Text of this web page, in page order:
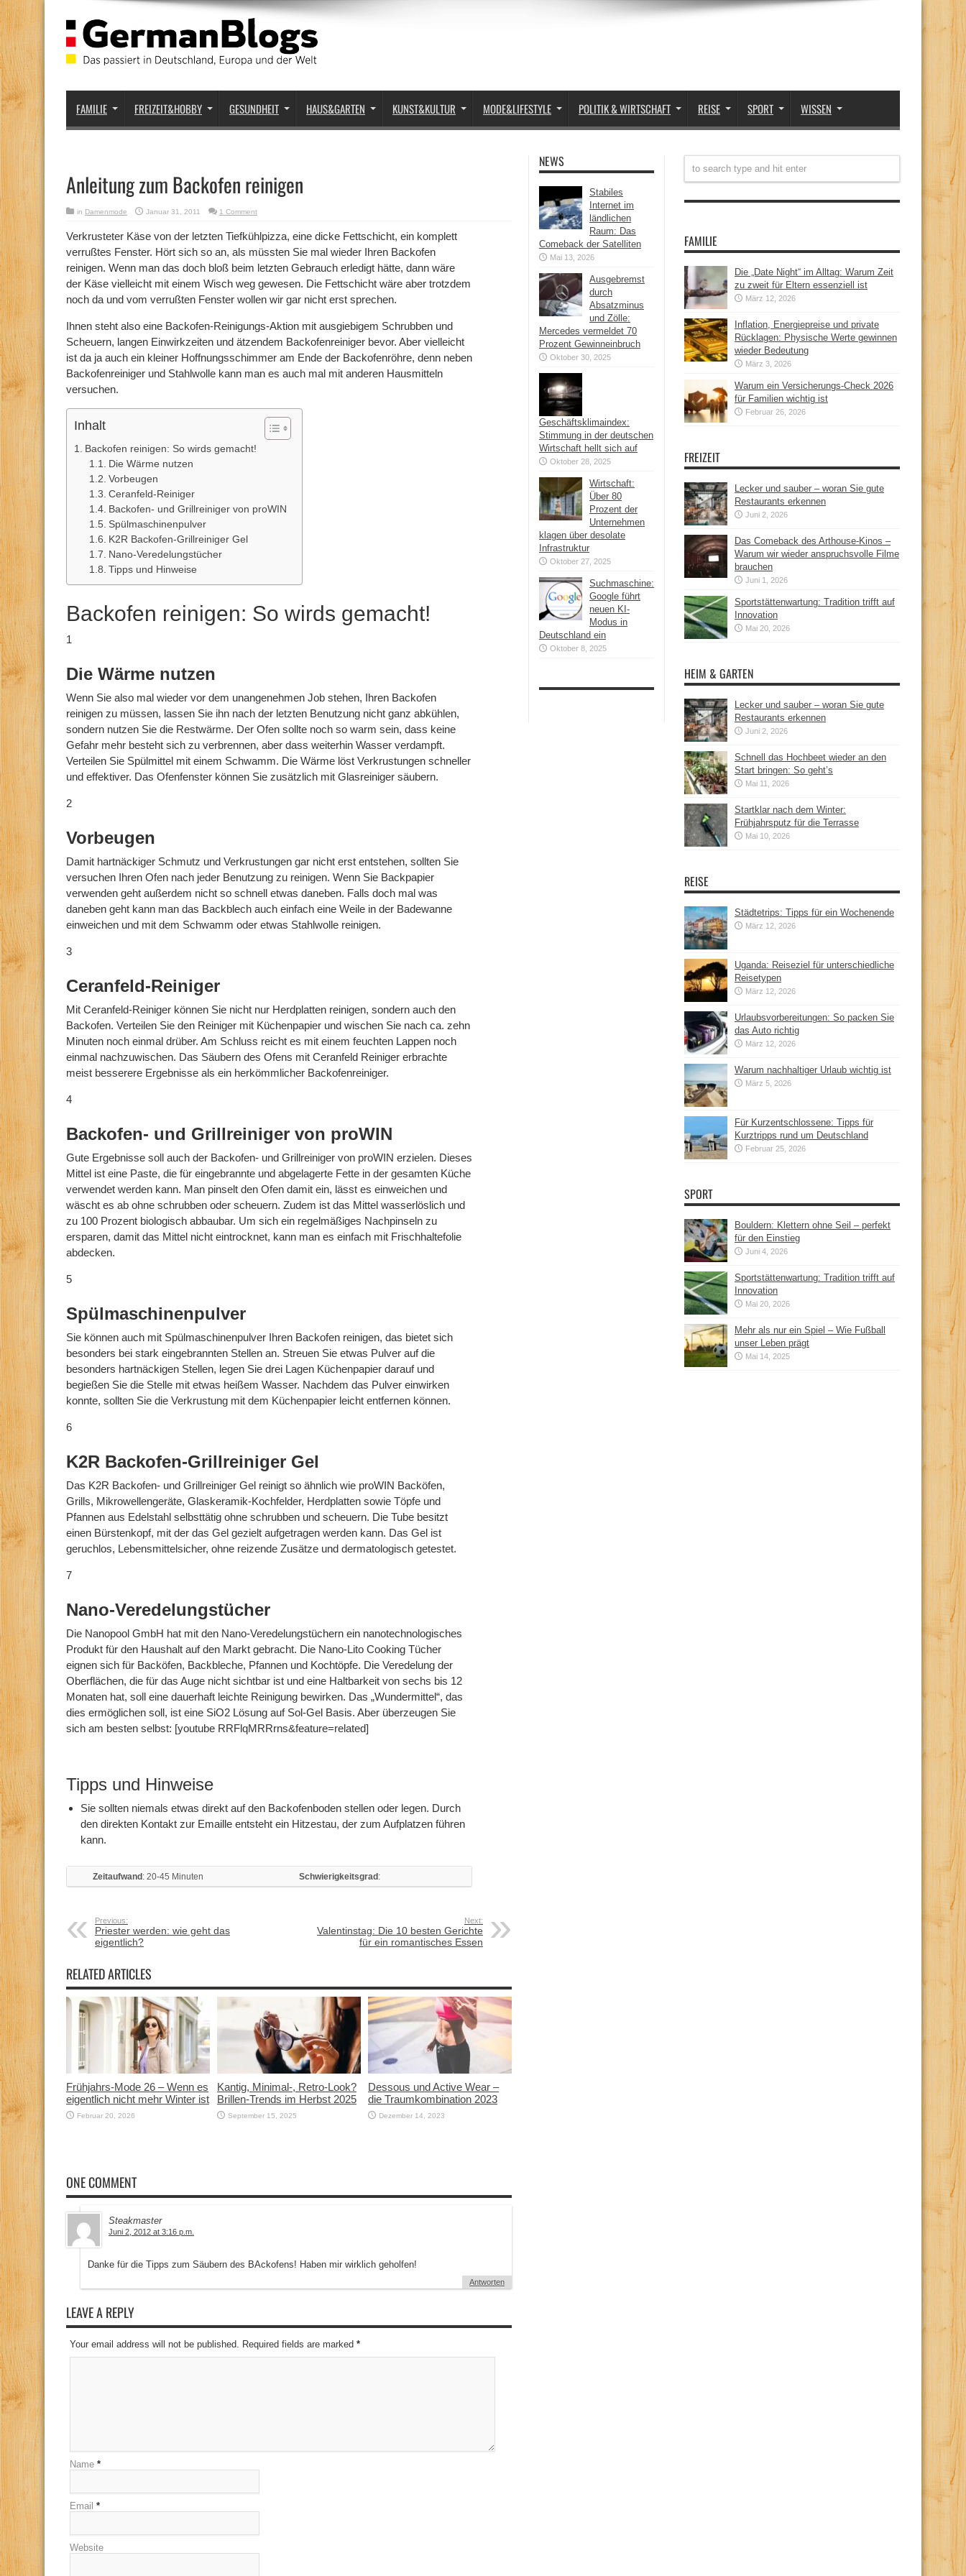
FAMILIE FREIZEIT&HOBBY GESUNDHEIT HAUS&GARTEN KUNST&KULTUR MODE&LIFESTYLE POLITIK & WIRTSCHAFT REISE SPORT WISSEN
Anleitung zum Backofen reinigen
in Damenmode Januar 31, 2011 1 Comment
Verkrusteter Käse von der letzten Tiefkühlpizza, eine dicke Fettschicht, ein komplett
verrußtes Fenster. Hört sich so an, als müssten Sie mal wieder Ihren Backofen
reinigen. Wenn man das doch bloß beim letzten Gebrauch erledigt hätte, dann wäre
der Käse vielleicht mit einem Wisch weg gewesen. Die Fettschicht wäre aber trotzdem
noch da und vom verrußten Fenster wollen wir gar nicht erst sprechen.
Ihnen steht also eine Backofen-Reinigungs-Aktion mit ausgiebigem Schrubben und
Scheuern, langen Einwirkzeiten und ätzendem Backofenreiniger bevor. Aber vielleicht
ist da ja auch ein kleiner Hoffnungsschimmer am Ende der Backofenröhre, denn neben
Backofenreiniger und Stahlwolle kann man es auch mal mit anderen Hausmitteln
versuchen.
Inhalt
Backofen reinigen: So wirds gemacht!
Die Wärme nutzen
Vorbeugen
Ceranfeld-Reiniger
Backofen- und Grillreiniger von proWIN
Spülmaschinenpulver
K2R Backofen-Grillreiniger Gel
Nano-Veredelungstücher
Tipps und Hinweise
Backofen reinigen: So wirds gemacht!
1
Die Wärme nutzen
Wenn Sie also mal wieder vor dem unangenehmen Job stehen, Ihren Backofen
reinigen zu müssen, lassen Sie ihn nach der letzten Benutzung nicht ganz abkühlen,
sondern nutzen Sie die Restwärme. Der Ofen sollte noch so warm sein, dass keine
Gefahr mehr besteht sich zu verbrennen, aber dass weiterhin Wasser verdampft.
Verteilen Sie Spülmittel mit einem Schwamm. Die Wärme löst Verkrustungen schneller
und effektiver. Das Ofenfenster können Sie zusätzlich mit Glasreiniger säubern.
2
Vorbeugen
Damit hartnäckiger Schmutz und Verkrustungen gar nicht erst entstehen, sollten Sie
versuchen Ihren Ofen nach jeder Benutzung zu reinigen. Wenn Sie Backpapier
verwenden geht außerdem nicht so schnell etwas daneben. Falls doch mal was
daneben geht kann man das Backblech auch einfach eine Weile in der Badewanne
einweichen und mit dem Schwamm oder etwas Stahlwolle reinigen.
3
Ceranfeld-Reiniger
Mit Ceranfeld-Reiniger können Sie nicht nur Herdplatten reinigen, sondern auch den
Backofen. Verteilen Sie den Reiniger mit Küchenpapier und wischen Sie nach ca. zehn
Minuten noch einmal drüber. Am Schluss reicht es mit einem feuchten Lappen noch
einmal nachzuwischen. Das Säubern des Ofens mit Ceranfeld Reiniger erbrachte
meist besserere Ergebnisse als ein herkömmlicher Backofenreiniger.
4
Backofen- und Grillreiniger von proWIN
Gute Ergebnisse soll auch der Backofen- und Grillreiniger von proWIN erzielen. Dieses
Mittel ist eine Paste, die für eingebrannte und abgelagerte Fette in der gesamten Küche
verwendet werden kann. Man pinselt den Ofen damit ein, lässt es einweichen und
wäscht es ab ohne schrubben oder scheuern. Zudem ist das Mittel wasserlöslich und
zu 100 Prozent biologisch abbaubar. Um sich ein regelmäßiges Nachpinseln zu
ersparen, damit das Mittel nicht eintrocknet, kann man es einfach mit Frischhaltefolie
abdecken.
5
Spülmaschinenpulver
Sie können auch mit Spülmaschinenpulver Ihren Backofen reinigen, das bietet sich
besonders bei stark eingebrannten Stellen an. Streuen Sie etwas Pulver auf die
besonders hartnäckigen Stellen, legen Sie drei Lagen Küchenpapier darauf und
begießen Sie die Stelle mit etwas heißem Wasser. Nachdem das Pulver einwirken
konnte, sollten Sie die Verkrustung mit dem Küchenpapier leicht entfernen können.
6
K2R Backofen-Grillreiniger Gel
Das K2R Backofen- und Grillreiniger Gel reinigt so ähnlich wie proWIN Backöfen,
Grills, Mikrowellengeräte, Glaskeramik-Kochfelder, Herdplatten sowie Töpfe und
Pfannen aus Edelstahl selbsttätig ohne schrubben und scheuern. Die Tube besitzt
einen Bürstenkopf, mit der das Gel gezielt aufgetragen werden kann. Das Gel ist
geruchlos, Lebensmittelsicher, ohne reizende Zusätze und dermatologisch getestet.
7
Nano-Veredelungstücher
Die Nanopool GmbH hat mit den Nano-Veredelungstüchern ein nanotechnologisches
Produkt für den Haushalt auf den Markt gebracht. Die Nano-Lito Cooking Tücher
eignen sich für Backöfen, Backbleche, Pfannen und Kochtöpfe. Die Veredelung der
Oberflächen, die für das Auge nicht sichtbar ist und eine Haltbarkeit von sechs bis 12
Monaten hat, soll eine dauerhaft leichte Reinigung bewirken. Das „Wundermittel“, das
dies ermöglichen soll, ist eine SiO2 Lösung auf Sol-Gel Basis. Aber überzeugen Sie
sich am besten selbst: [youtube RRFlqMRRrns&feature=related]
Tipps und Hinweise
Sie sollten niemals etwas direkt auf den Backofenboden stellen oder legen. Durch
den direkten Kontakt zur Emaille entsteht ein Hitzestau, der zum Aufplatzen führen
kann.
Zeitaufwand : 20-45 Minuten Schwierigkeitsgrad :
Previous:
Priester werden: wie geht das
eigentlich?
Next:
Valentinstag: Die 10 besten Gerichte
für ein romantisches Essen
RELATED ARTICLES
Frühjahrs-Mode 26 – Wenn es
eigentlich nicht mehr Winter ist
Februar 20, 2026
Kantig, Minimal-, Retro-Look?
Brillen-Trends im Herbst 2025
September 15, 2025
Dessous und Active Wear –
die Traumkombination 2023
Dezember 14, 2023
ONE COMMENT
Steakmaster
Juni 2, 2012 at 3:16 p.m.
Danke für die Tipps zum Säubern des BAckofens! Haben mir wirklich geholfen!
Antworten
LEAVE A REPLY
Your email address will not be published. Required fields are marked *
Name *
Email *
Website
NEWS
Stabiles
Internet im
ländlichen
Raum: Das
Comeback der Satelliten
Mai 13, 2026
Ausgebremst
durch
Absatzminus
und Zölle:
Mercedes vermeldet 70
Prozent Gewinneinbruch
Oktober 30, 2025
Geschäftsklimaindex:
Stimmung in der deutschen
Wirtschaft hellt sich auf
Oktober 28, 2025
Wirtschaft:
Über 80
Prozent der
Unternehmen
klagen über desolate
Infrastruktur
Oktober 27, 2025
Suchmaschine:
Google führt
neuen KI-
Modus in
Deutschland ein
Oktober 8, 2025
FAMILIE
Die „Date Night“ im Alltag: Warum Zeit
zu zweit für Eltern essenziell ist
März 12, 2026
Inflation, Energiepreise und private
Rücklagen: Physische Werte gewinnen
wieder Bedeutung
März 3, 2026
Warum ein Versicherungs-Check 2026
für Familien wichtig ist
Februar 26, 2026
FREIZEIT
Lecker und sauber – woran Sie gute
Restaurants erkennen
Juni 2, 2026
Das Comeback des Arthouse-Kinos –
Warum wir wieder anspruchsvolle Filme
brauchen
Juni 1, 2026
Sportstättenwartung: Tradition trifft auf
Innovation
Mai 20, 2026
HEIM & GARTEN
Lecker und sauber – woran Sie gute
Restaurants erkennen
Juni 2, 2026
Schnell das Hochbeet wieder an den
Start bringen: So geht’s
Mai 11, 2026
Startklar nach dem Winter:
Frühjahrsputz für die Terrasse
Mai 10, 2026
REISE
Städtetrips: Tipps für ein Wochenende
März 12, 2026
Uganda: Reiseziel für unterschiedliche
Reisetypen
März 12, 2026
Urlaubsvorbereitungen: So packen Sie
das Auto richtig
März 12, 2026
Warum nachhaltiger Urlaub wichtig ist
März 5, 2026
Für Kurzentschlossene: Tipps für
Kurztripps rund um Deutschland
Februar 25, 2026
SPORT
Bouldern: Klettern ohne Seil – perfekt
für den Einstieg
Juni 4, 2026
Sportstättenwartung: Tradition trifft auf
Innovation
Mai 20, 2026
Mehr als nur ein Spiel – Wie Fußball
unser Leben prägt
Mai 14, 2025